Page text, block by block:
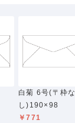
白菊 6号(〒枠な
し)190×98
￥771